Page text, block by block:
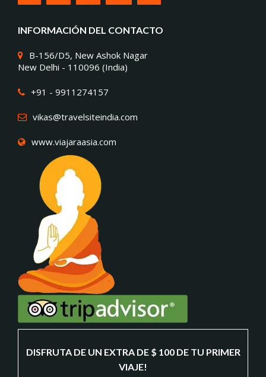
INFORMACIÓN DEL CONTACTO
B-156/D5, New Ashok Nagar
New Delhi - 110096 (India)
+91 - 9911274157
vikas@travelsiteindia.com
www.viajaraasia.com
DISFRUTA DE UN EXTRA DE $ 100 DE TU PRIMER
VIAJE!